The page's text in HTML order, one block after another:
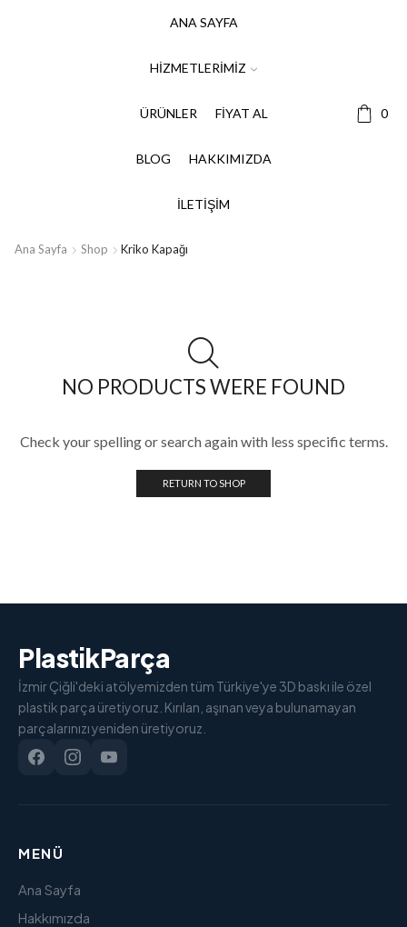
ANA SAYFA
HIZMETLERIMIZ
ÜRÜNLER FIYAT AL
BLOG HAKKIMIZDA
İLETIŞIM
0
Ana Sayfa Shop Kriko Kapağı
NO PRODUCTS WERE FOUND
Check your spelling or search again with less specific terms.
RETURN TO SHOP
PlastikParça
İzmir Çiğli'deki atölyemizden tüm Türkiye'ye 3D baskı ile özel
plastik parça üretiyoruz. Kırılan, aşınan veya bulunamayan
parçalarınızı yeniden üretiyoruz.
MENÜ
Ana Sayfa
Hakkımızda